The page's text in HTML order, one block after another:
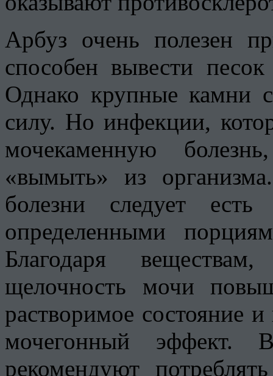
Арбуз очень полезен
способен вывести
Однако крупные камни
силу. Но инфекции,
мочекаменную
«вымыть» из
болезни следует
определенными
Благодаря
щелочность мочи
растворимое состояние
мочегонный эффект.
рекомендуют